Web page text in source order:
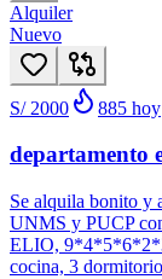
Alquiler
Nuevo
S/ 2000 885 hoy
departamento
Se alquila bonito y
UNMS y PUCP
ELIO,
cocina, 3